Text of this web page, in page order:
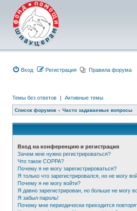
Вход Регистрация Правила форума
Темы без ответов | Активные темы
Список форумов Часто задаваемые вопросы
Вход на конференцию и регистрация
Зачем мне нужно регистрироваться?
Что такое COPPA?
Почему я не могу зарегистрироваться?
Я только что зарегистрировался, но не могу
Почему я не могу войти?
Я давно зарегистрирован, но больше не могу
Я забыл пароль!
Почему мне периодически приходится